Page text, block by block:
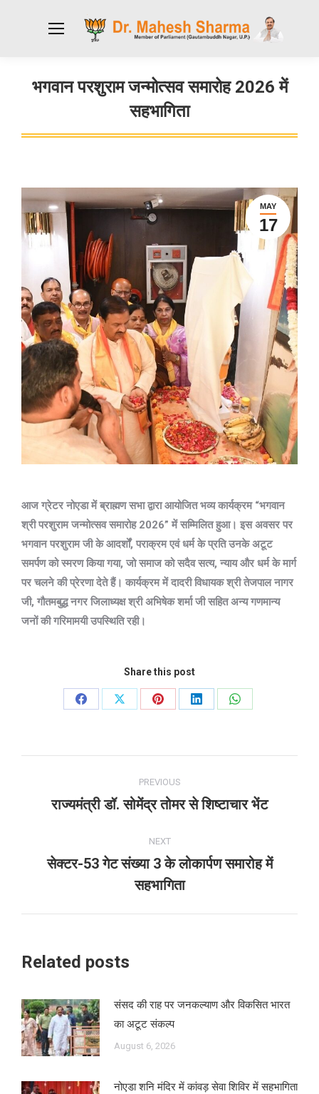
भगवान परशुराम जन्मोत्सव समारोह 2026 में
सहभागिता
You are here:
MAY
17
आज ग्रेटर नोएडा में ब्राह्मण सभा द्वारा आयोजित भव्य कार्यक्रम “भगवान
श्री परशुराम जन्मोत्सव समारोह 2026” में सम्मिलित हुआ। इस अवसर पर
भगवान परशुराम जी के आदर्शों, पराक्रम एवं धर्म के प्रति उनके अटूट
समर्पण को स्मरण किया गया, जो समाज को सदैव सत्य, न्याय और धर्म के मार्ग
पर चलने की प्रेरणा देते हैं। कार्यक्रम में दादरी विधायक श्री तेजपाल नागर
जी, गौतमबुद्ध नगर जिलाध्यक्ष श्री अभिषेक शर्मा जी सहित अन्य गणमान्य
जनों की गरिमामयी उपस्थिति रही।
Share this post
Share
Share
Share
Share
Share
navigation
PREVIOUS
Previous
राज्यमंत्री डॉ. सोमेंद्र तोमर से शिष्टाचार भेंट
NEXT
Next
post:
सेक्टर-53 गेट संख्या 3 के लोकार्पण समारोह में
सहभागिता
Related posts
संसद की राह पर जनकल्याण और विकसित भारत
का अटूट संकल्प
August 6, 2026
नोएडा शनि मंदिर में कांवड़ सेवा शिविर में सहभागिता